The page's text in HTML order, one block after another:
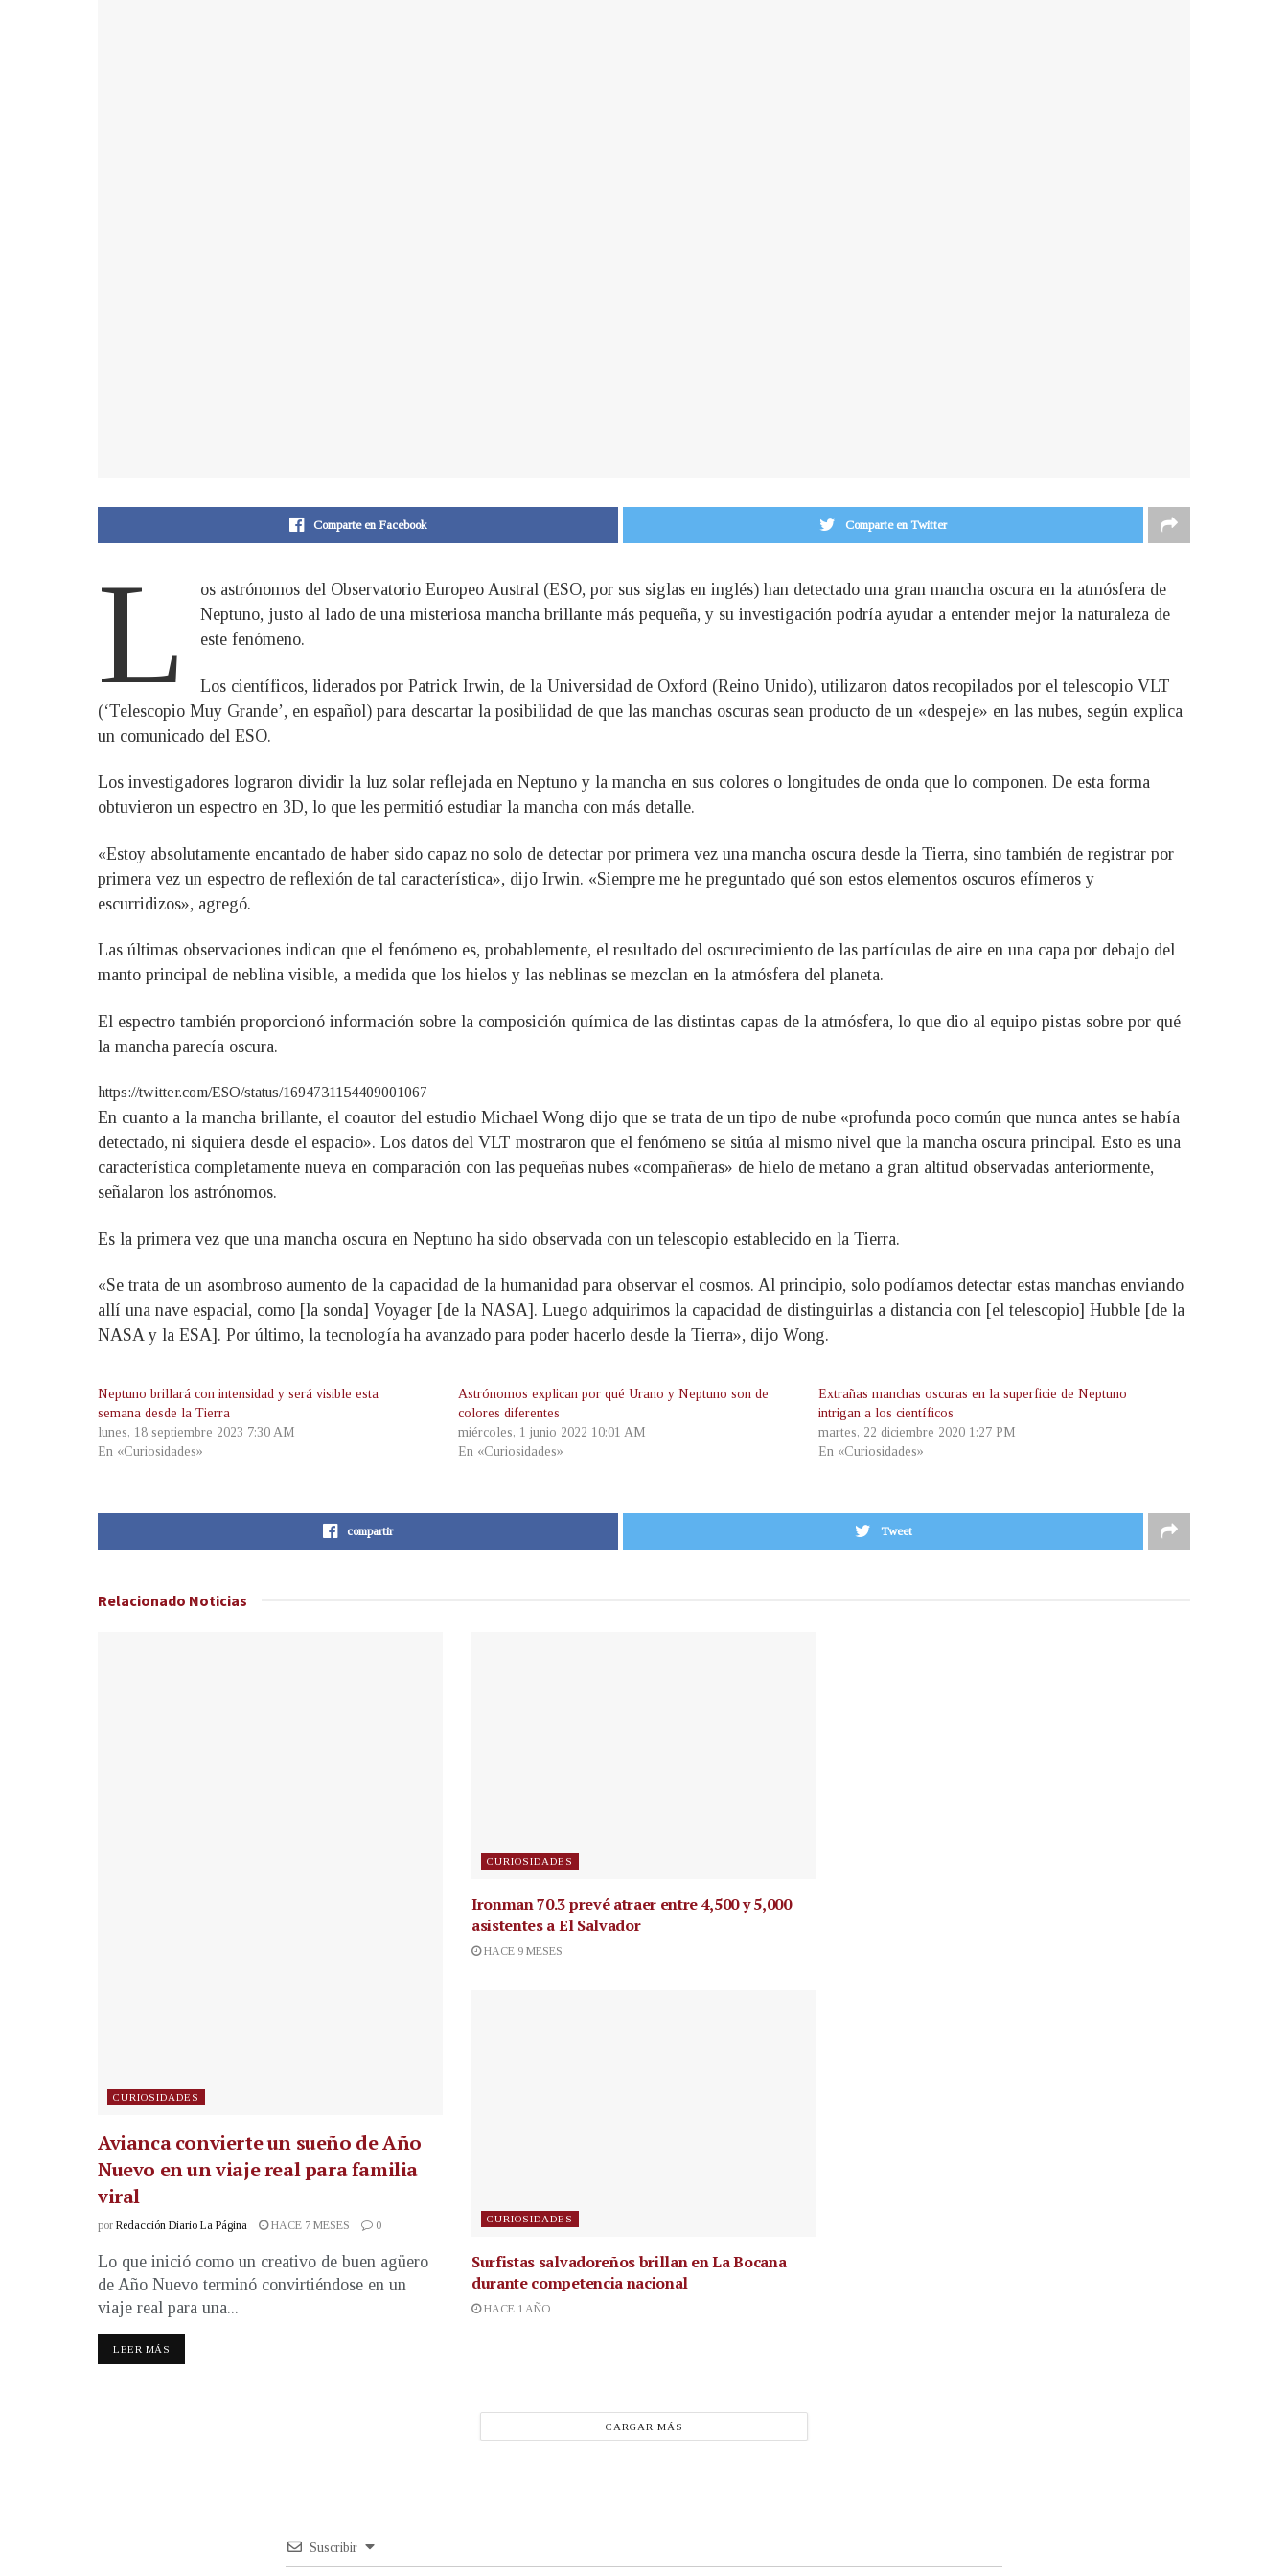
Comparte en Facebook Comparte en Twitter
L
os astrónomos del Observatorio Europeo Austral (ESO, por sus siglas en inglés) han detectado una gran mancha oscura en la atmósfera de
Neptuno, justo al lado de una misteriosa mancha brillante más pequeña, y su investigación podría ayudar a entender mejor la naturaleza de
este fenómeno.
Los científicos, liderados por Patrick Irwin, de la Universidad de Oxford (Reino Unido), utilizaron datos recopilados por el telescopio VLT
(‘Telescopio Muy Grande’, en español) para descartar la posibilidad de que las manchas oscuras sean producto de un «despeje» en las nubes, según explica
un comunicado del ESO.
Los investigadores lograron dividir la luz solar reflejada en Neptuno y la mancha en sus colores o longitudes de onda que lo componen. De esta forma
obtuvieron un espectro en 3D, lo que les permitió estudiar la mancha con más detalle.
«Estoy absolutamente encantado de haber sido capaz no solo de detectar por primera vez una mancha oscura desde la Tierra, sino también de registrar por
primera vez un espectro de reflexión de tal característica», dijo Irwin. «Siempre me he preguntado qué son estos elementos oscuros efímeros y
escurridizos», agregó.
Las últimas observaciones indican que el fenómeno es, probablemente, el resultado del oscurecimiento de las partículas de aire en una capa por debajo del
manto principal de neblina visible, a medida que los hielos y las neblinas se mezclan en la atmósfera del planeta.
El espectro también proporcionó información sobre la composición química de las distintas capas de la atmósfera, lo que dio al equipo pistas sobre por qué
la mancha parecía oscura.
https://twitter.com/ESO/status/1694731154409001067
En cuanto a la mancha brillante, el coautor del estudio Michael Wong dijo que se trata de un tipo de nube «profunda poco común que nunca antes se había
detectado, ni siquiera desde el espacio». Los datos del VLT mostraron que el fenómeno se sitúa al mismo nivel que la mancha oscura principal. Esto es una
característica completamente nueva en comparación con las pequeñas nubes «compañeras» de hielo de metano a gran altitud observadas anteriormente,
señalaron los astrónomos.
Es la primera vez que una mancha oscura en Neptuno ha sido observada con un telescopio establecido en la Tierra.
«Se trata de un asombroso aumento de la capacidad de la humanidad para observar el cosmos. Al principio, solo podíamos detectar estas manchas enviando
allí una nave espacial, como [la sonda] Voyager [de la NASA]. Luego adquirimos la capacidad de distinguirlas a distancia con [el telescopio] Hubble [de la
NASA y la ESA]. Por último, la tecnología ha avanzado para poder hacerlo desde la Tierra», dijo Wong.
Neptuno brillará con intensidad y será visible esta
semana desde la Tierra
lunes, 18 septiembre 2023 7:30 AM
En «Curiosidades»
Astrónomos explican por qué Urano y Neptuno son de
colores diferentes
miércoles, 1 junio 2022 10:01 AM
En «Curiosidades»
Extrañas manchas oscuras en la superficie de Neptuno
intrigan a los científicos
martes, 22 diciembre 2020 1:27 PM
En «Curiosidades»
compartir Tweet
Relacionado Noticias
CURIOSIDADES
Avianca convierte un sueño de Año
Nuevo en un viaje real para familia
viral
por Redacción Diario La Página HACE 7 MESES 0
Lo que inició como un creativo de buen agüero
de Año Nuevo terminó convirtiéndose en un
viaje real para una...
LEER MÁS
CURIOSIDADES
Ironman 70.3 prevé atraer entre 4,500 y 5,000
asistentes a El Salvador
HACE 9 MESES
CURIOSIDADES
Surfistas salvadoreños brillan en La Bocana
durante competencia nacional
HACE 1 AÑO
CARGAR MÁS
Suscribir